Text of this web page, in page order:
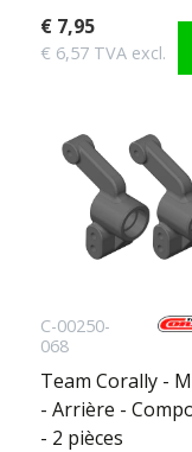
€ 7,95
€ 6,57 TVA excl.
C-00250-
068
Team Corally -
- Arrière -
- 2 pièces